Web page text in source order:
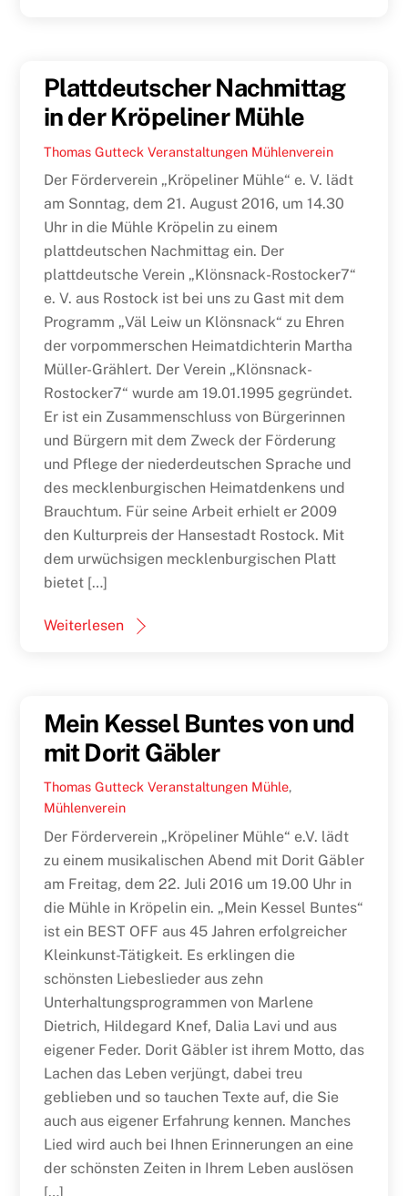
Plattdeutscher Nachmittag
in der Kröpeliner Mühle
Thomas Gutteck Veranstaltungen Mühlenverein
Der Förderverein „Kröpeliner Mühle“ e. V. lädt
am Sonntag, dem 21. August 2016, um 14.30
Uhr in die Mühle Kröpelin zu einem
plattdeutschen Nachmittag ein. Der
plattdeutsche Verein „Klönsnack-Rostocker7“
e. V. aus Rostock ist bei uns zu Gast mit dem
Programm „Väl Leiw un Klönsnack“ zu Ehren
der vorpommerschen Heimatdichterin Martha
Müller-Grählert. Der Verein „Klönsnack-
Rostocker7“ wurde am 19.01.1995 gegründet.
Er ist ein Zusammenschluss von Bürgerinnen
und Bürgern mit dem Zweck der Förderung
und Pflege der niederdeutschen Sprache und
des mecklenburgischen Heimatdenkens und
Brauchtum. Für seine Arbeit erhielt er 2009
den Kulturpreis der Hansestadt Rostock. Mit
dem urwüchsigen mecklenburgischen Platt
bietet […]
Weiterlesen
Mein Kessel Buntes von und
mit Dorit Gäbler
Thomas Gutteck Veranstaltungen Mühle,
Mühlenverein
Der Förderverein „Kröpeliner Mühle“ e.V. lädt
zu einem musikalischen Abend mit Dorit Gäbler
am Freitag, dem 22. Juli 2016 um 19.00 Uhr in
die Mühle in Kröpelin ein. „Mein Kessel Buntes“
ist ein BEST OFF aus 45 Jahren erfolgreicher
Kleinkunst-Tätigkeit. Es erklingen die
schönsten Liebeslieder aus zehn
Unterhaltungsprogrammen von Marlene
Dietrich, Hildegard Knef, Dalia Lavi und aus
eigener Feder. Dorit Gäbler ist ihrem Motto, das
Lachen das Leben verjüngt, dabei treu
geblieben und so tauchen Texte auf, die Sie
auch aus eigener Erfahrung kennen. Manches
Lied wird auch bei Ihnen Erinnerungen an eine
der schönsten Zeiten in Ihrem Leben auslösen
[…]